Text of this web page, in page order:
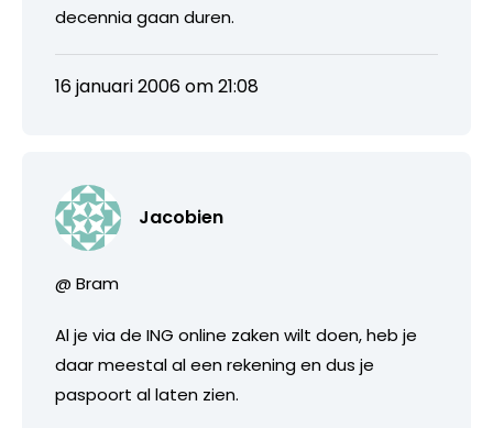
decennia gaan duren.
16 januari 2006 om 21:08
Jacobien
@ Bram
Al je via de ING online zaken wilt doen, heb je
daar meestal al een rekening en dus je
paspoort al laten zien.